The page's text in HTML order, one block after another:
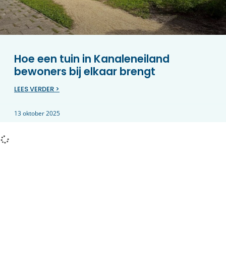
Hoe een tuin in Kanaleneiland
bewoners bij elkaar brengt
LEES VERDER >
13 oktober 2025